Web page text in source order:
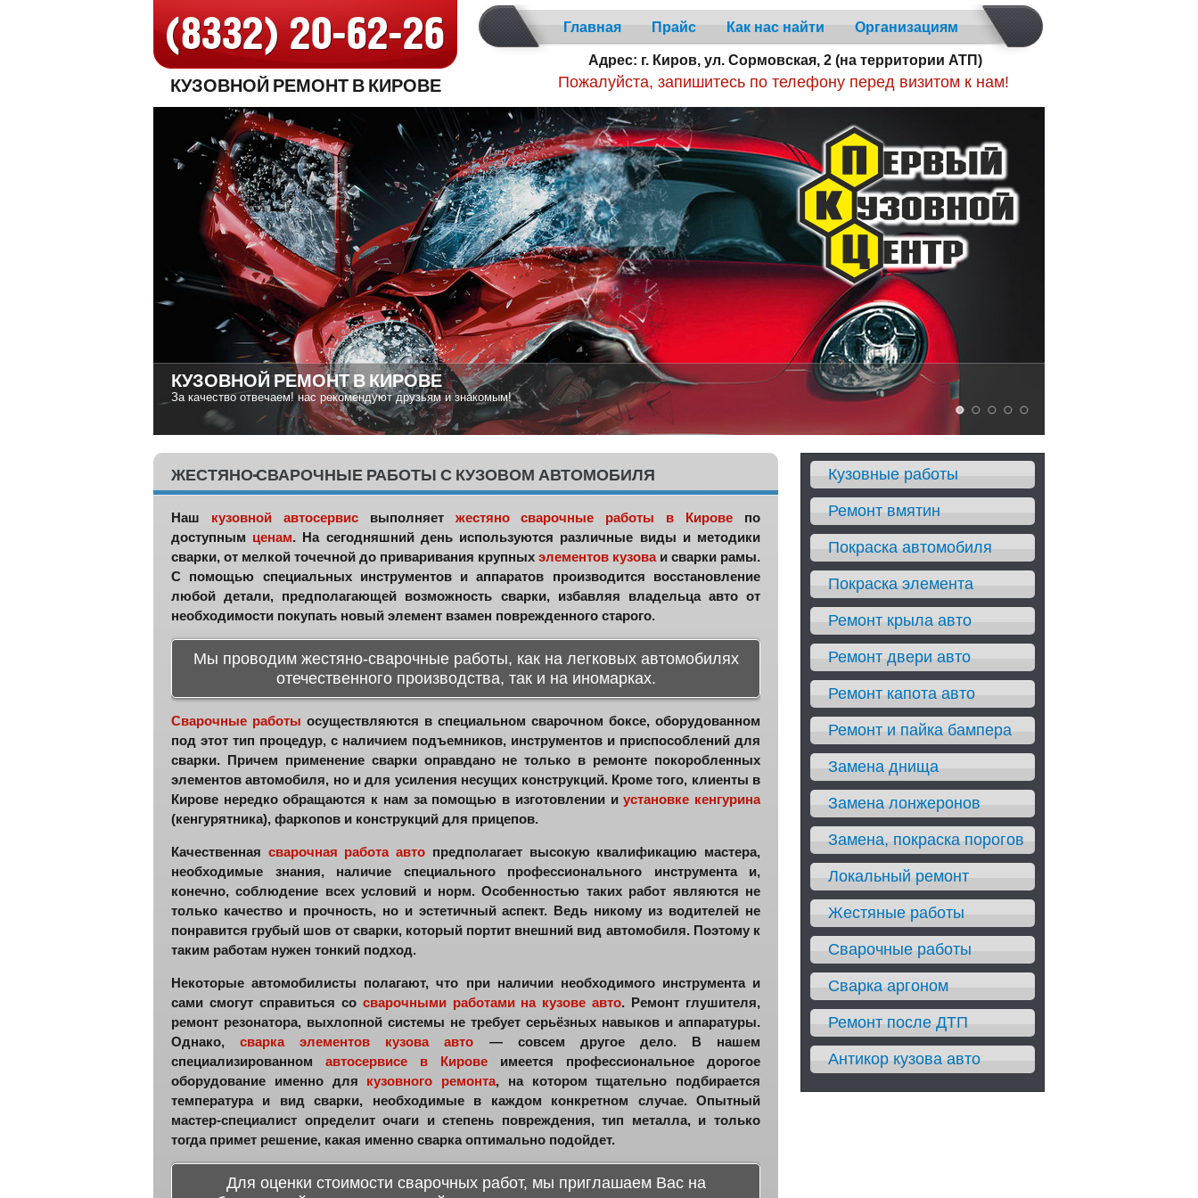
КУЗОВНОЙ РЕМОНТ В КИРОВЕ
Главная Прайс Как нас найти Организациям
Адрес: г. Киров, ул. Сормовская, 2 (на территории АТП)
Пожалуйста, запишитесь по телефону перед визитом к нам!
КУЗОВНОЙ РЕМОНТ В КИРОВЕ
За качество отвечаем! нас рекомендуют друзьям и знакомым!
1
2 3 4 5
Кузовные работы
Ремонт вмятин
Покраска автомобиля
Покраска элемента
Ремонт крыла авто
Ремонт двери авто
Ремонт капота авто
Ремонт и пайка бампера
Замена днища
Замена лонжеронов
Замена, покраска порогов
Локальный ремонт
Жестяные работы
Сварочные работы
Сварка аргоном
Ремонт после ДТП
Антикор кузова авто
ЖЕСТЯНО-СВАРОЧНЫЕ РАБОТЫ С КУЗОВОМ АВТОМОБИЛЯ
Наш кузовной автосервисвыполняет жестяно сварочные работы в Кирове по
доступным ценам. На сегодняшний день используются различные виды и методики
сварки, от мелкой точечной до приваривания крупных элементов кузоваи сварки рамы.
С помощью специальных инструментов и аппаратов производится восстановление
любой детали, предполагающей возможность сварки, избавляя владельца авто от
необходимости покупать новый элемент взамен поврежденного старого.
Мы проводим жестяно-сварочные работы, как на легковых автомобилях
отечественного производства, так и на иномарках.
Сварочные работы осуществляются в специальном сварочном боксе, оборудованном
под этот тип процедур, с наличием подъемников, инструментов и приспособлений для
сварки. Причем применение сварки оправдано не только в ремонте покоробленных
элементов автомобиля, но и для усиления несущих конструкций. Кроме того, клиенты в
Кирове нередко обращаются к нам за помощью в изготовлении иустановке кенгурина
(кенгурятника), фаркопов и конструкций для прицепов.
Качественная сварочная работа авто предполагает высокую квалификацию мастера,
необходимые знания, наличие специального профессионального инструмента и,
конечно, соблюдение всех условий и норм. Особенностью таких работ являются не
только качество и прочность, но и эстетичный аспект. Ведь никому из водителей не
понравится грубый шов от сварки, который портит внешний вид автомобиля. Поэтому к
таким работам нужен тонкий подход.
Некоторые автомобилисты полагают, что при наличии необходимого инструмента и
сами смогут справиться со сварочными работами на кузове авто. Ремонт глушителя,
ремонт резонатора, выхлопной системы не требует серьёзных навыков и аппаратуры.
Однако,сварка элементов кузова авто — совсем другое дело. В нашем
специализированном автосервисе в Кирове имеется профессиональное дорогое
оборудование именно для кузовного ремонта, на котором тщательно подбирается
температура и вид сварки, необходимые в каждом конкретном случае. Опытный
мастер-специалист определит очаги и степень повреждения, тип металла, и только
тогда примет решение, какая именно сварка оптимально подойдет.
Для оценки стоимости сварочных работ, мы приглашаем Вас на